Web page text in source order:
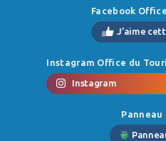
Facebook
J’aime
Instagram Office du
Instagram
Panneau